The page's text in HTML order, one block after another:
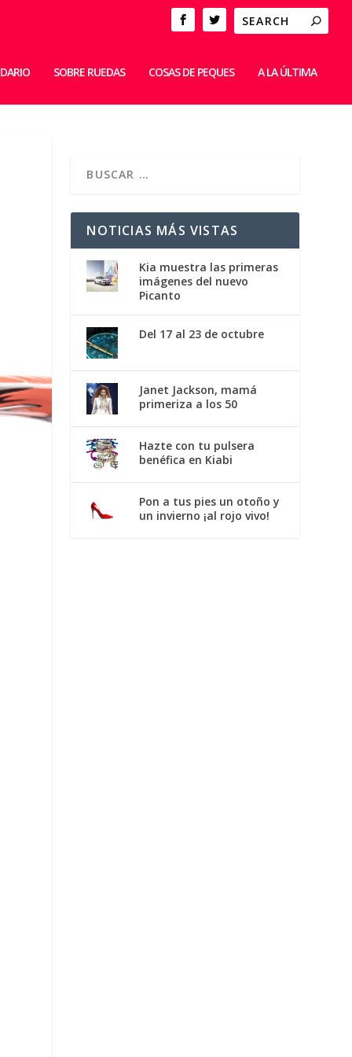
SOBRE RUEDAS COSAS DE PEQUES A LA ÚLTIMA
NOTICIAS MÁS VISTAS
Kia muestra las primeras
imágenes del nuevo
Picanto
Del 17 al 23 de octubre
Janet Jackson, mamá
primeriza a los 50
Hazte con tu pulsera
benéfica en Kiabi
Pon a tus pies un otoño y
un invierno ¡al rojo vivo!